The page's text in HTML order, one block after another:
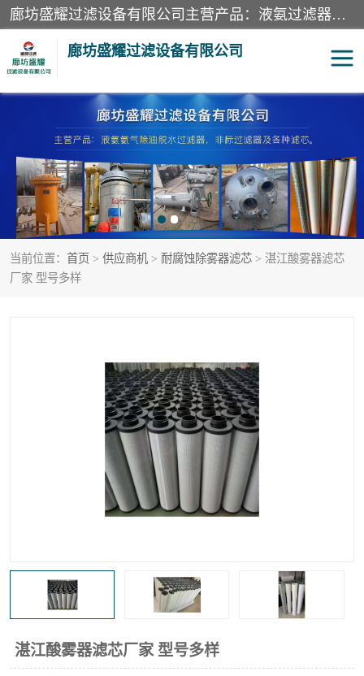
廊坊盛耀过滤设备有限公司主营产品：液氨过滤器、沼气过滤器、氨气分离器、二氧化碳过滤器、过滤器、液氨氨气过滤器、天然气过滤器、管道过滤器、*过滤器、液氨除油除水过滤器、氨气除油除水过滤器、焦炉煤气除焦油过滤器等。
廊坊盛耀过滤设备有限公司
当前位置： 首页 > 供应商机 > 耐腐蚀除雾器滤芯 > 湛江酸雾器滤芯
厂家 型号多样
湛江酸雾器滤芯厂家 型号多样
二氧化碳过滤器 过滤器
液氨氨气过滤器 沼气过滤器
天然气过滤器 管道过滤器
甲醇过滤器 液氨除油除水过滤器
高炉煤气过滤器 替代进口过滤器
化工盐酸气聚结器 耐腐蚀除雾器滤芯